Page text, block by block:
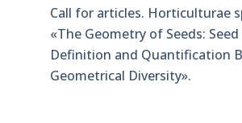
Call for articles. Horticulturae
«The Geometry of Seeds: Seed
Definition and Quantification
Geometrical Diversity»​.